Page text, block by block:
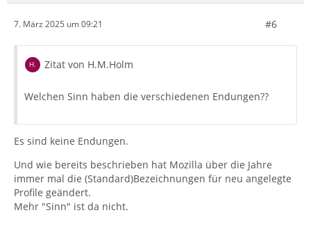
7. März 2025 um 09:21 #6
Zitat von H.M.Holm
Welchen Sinn haben die verschiedenen Endungen??
Es sind keine Endungen.
Und wie bereits beschrieben hat Mozilla über die Jahre
immer mal die (Standard)Bezeichnungen für neu angelegte
Profile geändert.
Mehr "Sinn" ist da nicht.